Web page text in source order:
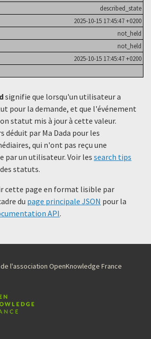
described_state
2025-10-15 17:45:47 +0200
not_held
not_held
2025-10-15 17:45:47 +0200
signifie que lorsqu'un utilisateur a
​​pour la demande, et que l'événement
statut mis à jour à cette valeur.
déduit par Ma Dada pour les
qui n'ont pas reçu une
par un utilisateur. Voir les search tips
statuts.
cette page en format lisible par
du page principale JSON pour la
API.
l'association OpenKnowledge France